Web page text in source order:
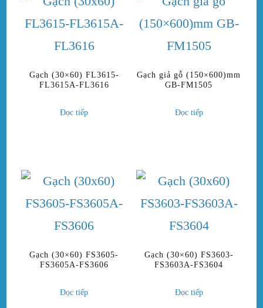
Gạch (30×60) FL3615-
FL3615A-FL3616
Đọc tiếp
Gạch giả gỗ (150×600)mm
GB-FM1505
Đọc tiếp
Gạch (30×60) FS3605-
FS3605A-FS3606
Đọc tiếp
Gạch (30×60) FS3603-
FS3603A-FS3604
Đọc tiếp